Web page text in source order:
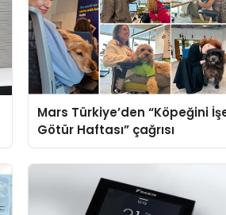
Mars Türkiye’den “Köpeğini
Götür Haftası” çağrısı